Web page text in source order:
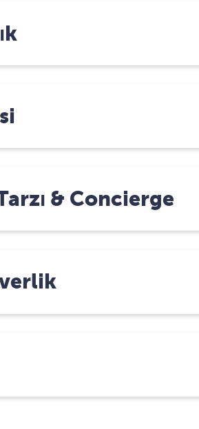
& Concierge